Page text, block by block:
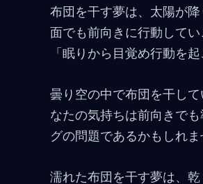
布団を干す夢は、太陽が
面でも前向きに行動して
「眠りから目覚め行動を
曇り空の中で布団を干し
なたの気持ちは前向きで
グの問題であるかもしれ
濡れた布団を干す夢は、